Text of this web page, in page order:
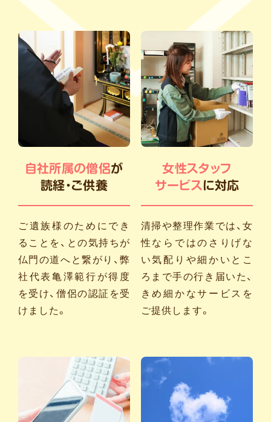
自社所属の僧侶が
読経・ご供養
ご遺族様のためにでき
ることを、との気持ちが
仏門の道へと繋がり、弊
社代表亀澤範行が得度
を受け、僧侶の認証を受
けました。
女性スタッフ
サービス に対応
清掃や整理作業では、女
性ならではのさりげな
い気配りや細かいとこ
ろまで手の行き届いた、
きめ細かなサービスを
ご提供します。